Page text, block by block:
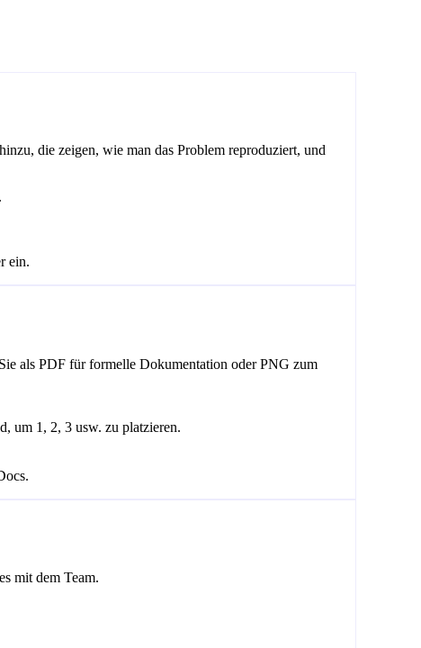
die zeigen, wie man das Problem reproduziert, und
ein.
als PDF für formelle Dokumentation oder PNG zum
um 1, 2, 3 usw. zu platzieren.
mit dem Team.